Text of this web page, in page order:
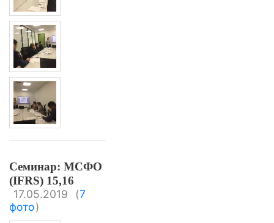
Семинар: МСФО
(IFRS) 15,16
17.05.2019
(7
фото)